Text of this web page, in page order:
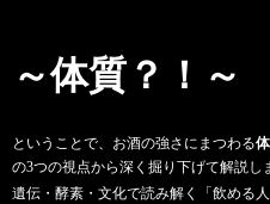
～体質？！～
ということで、お酒の強さにまつわる
の3つの視点から深く掘り下げて解説し
遺伝・酵素・文化で読み解く「飲める